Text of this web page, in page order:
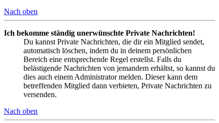
Nach oben
Ich bekomme ständig unerwünschte Private Nachrichten!
Du kannst Private Nachrichten, die dir ein Mitglied sendet,
automatisch löschen, indem du in deinem persönlichen
Bereich eine entsprechende Regel erstellst. Falls du
belästigende Nachrichten von jemandem erhältst, so kannst du
dies auch einem Administrator melden. Dieser kann dem
betreffenden Mitglied dann verbieten, Private Nachrichten zu
versenden.
Nach oben